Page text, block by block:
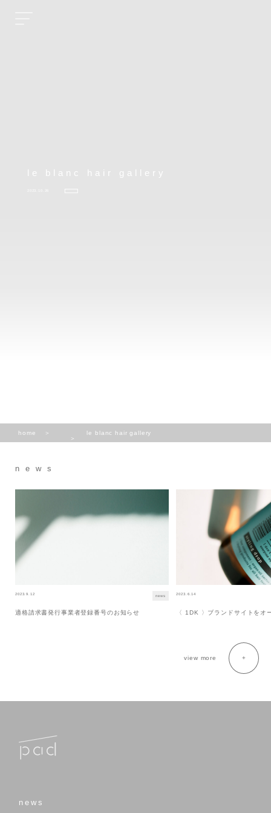
le blanc hair gallery
home le blanc hair gallery
news
2023.9.12 news
適格請求書発行事業者登録番号のお知らせ
2023.6.14
〈 1DK 〉ブランドサイトをオ
view more
news